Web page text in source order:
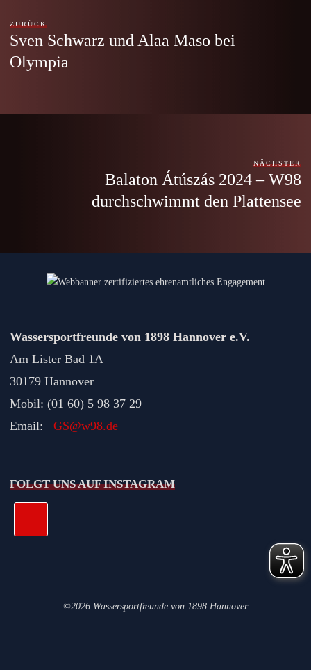
ZURÜCK
Sven Schwarz und Alaa Maso bei
Olympia
NÄCHSTER
Balaton Átúszás 2024 – W98
durchschwimmt den Plattensee
Wassersportfreunde von 1898 Hannover e.V.
Am Lister Bad 1A
30179 Hannover
Mobil: (01 60) 5 98 37 29
Email:GS@w98.de
FOLGT UNS AUF INSTAGRAM
©2026 Wassersportfreunde von 1898 Hannover